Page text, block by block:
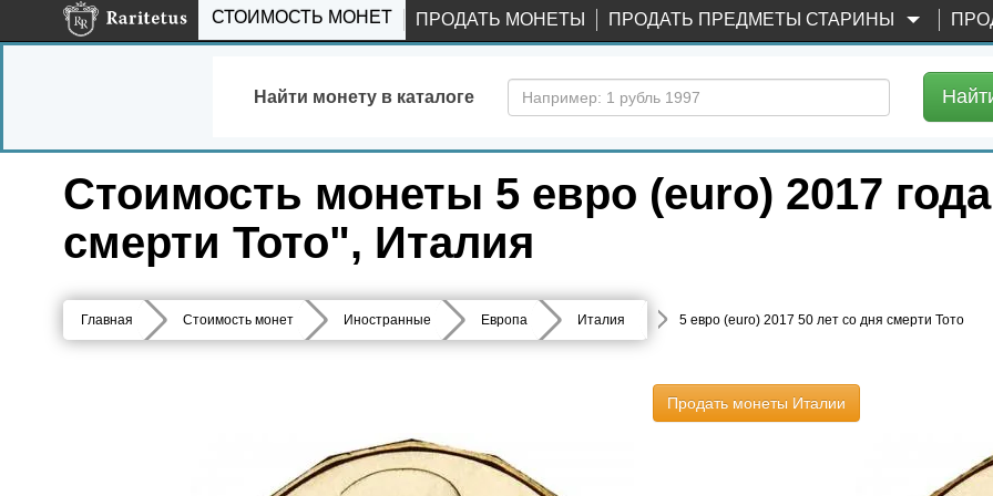
СТОИМОСТЬ МОНЕТ ПРОДАТЬ МОНЕТЫ ПРОДАТЬ ПРЕДМЕТЫ СТАРИНЫ
Найти монету в каталоге
Стоимость монеты 5 евро (euro) 2017
смерти Тото", Италия
Главная Стоимость монет Иностранные Европа Италия 5 евро (euro) 2017 50 лет со дня смерти Тото
Продать монеты Италии